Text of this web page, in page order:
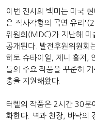
이번 전시의 백미는 미국
은 직사각형의 곡면 유리
위원회(MDC)가 지난해 미
공개된다. 발전후원위원회
히토 슈타이얼, 제니 홀저,
들의 주요 작품을 꾸준히
충을 지원해왔다.
터렐의 작품은 2시간 30분
화한다. 벽과 천장, 바닥의